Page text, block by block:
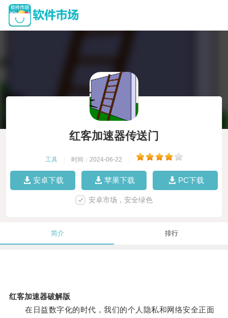
红客加速器传送门
工具 时间：2024-06-22
安卓下载 苹果下载 PC下载
安卓市场，安全绿色
简介 排行
红客加速器破解版
在日益数字化的时代，我们的个人隐私和网络安全正面